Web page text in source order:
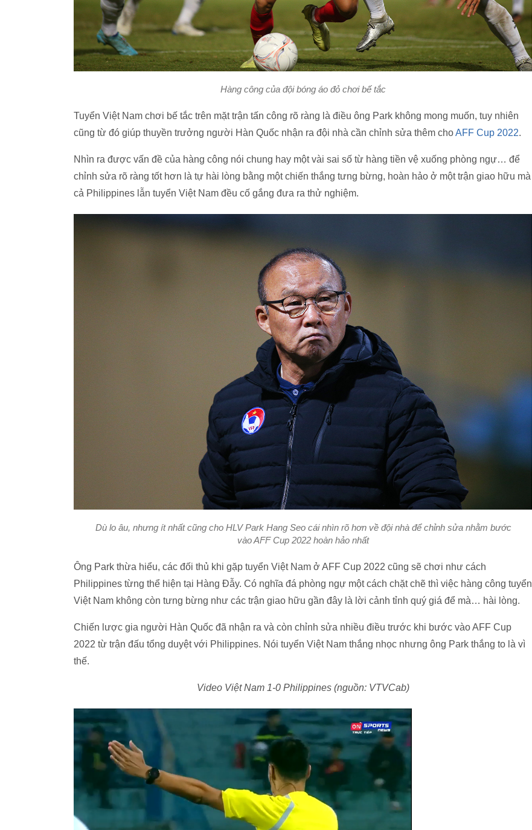
Hàng công của đội bóng áo đỏ chơi bế tắc
Tuyển Việt Nam chơi bế tắc trên mặt trận tấn công rõ ràng là điều ông Park không mong muốn, tuy nhiên
cũng từ đó giúp thuyền trưởng người Hàn Quốc nhận ra đội nhà cần chỉnh sửa thêm choAFF Cup 2022.
Nhìn ra được vấn đề của hàng công nói chung hay một vài sai số từ hàng tiền vệ xuống phòng ngự… để
chỉnh sửa rõ ràng tốt hơn là tự hài lòng bằng một chiến thắng tưng bừng, hoàn hảo ở một trận giao hữu mà
cả Philippines lẫn tuyển Việt Nam đều cố gắng đưa ra thử nghiệm.
Dù lo âu, nhưng ít nhất cũng cho HLV Park Hang Seo cái nhìn rõ hơn về đội nhà để chỉnh sửa nhằm bước
vào AFF Cup 2022 hoàn hảo nhất
Ông Park thừa hiểu, các đối thủ khi gặp tuyển Việt Nam ở AFF Cup 2022 cũng sẽ chơi như cách
Philippines từng thể hiện tại Hàng Đẫy. Có nghĩa đá phòng ngự một cách chặt chẽ thì việc hàng công tuyển
Việt Nam không còn tưng bừng như các trận giao hữu gần đây là lời cảnh tỉnh quý giá để mà… hài lòng.
Chiến lược gia người Hàn Quốc đã nhận ra và còn chỉnh sửa nhiều điều trước khi bước vào AFF Cup
2022 từ trận đấu tổng duyệt với Philippines. Nói tuyển Việt Nam thắng nhọc nhưng ông Park thắng to là vì
thế.
Video Việt Nam 1-0 Philippines (nguồn: VTVCab)